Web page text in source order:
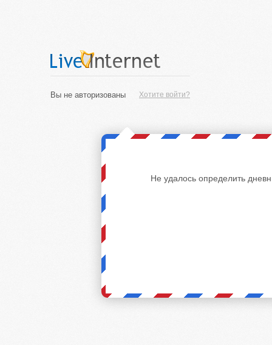
Хотите войти?
Вы не авторизованы
Не удалось определить